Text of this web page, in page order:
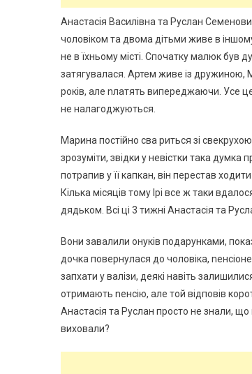
Анастасія Василівна та Руслан
чоловіком та двома дітьми живе в
не в їхньому місті. Спочатку малюк був
затягувалася. Артем живе із дружиною,
років, але nлатять випереджаючи. Усе
не налагоджуються.
Марина постійно сва риться зі
зрозуміти, звідки у невістки така
потрапив у її капкан, він перестав
Кілька місяців тому Ірі все ж таки
дядьком. Всі ці 3 тижні Анастасія та
Вони завалили онуків подарунками,
дочка повернулася до чоловіка,
запхати у валізи, деякі навіть
отримають nенсію, але той відповів
Анастасія та Руслан просто не знали,
виховали?